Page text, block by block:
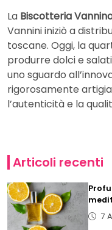
La Biscotteria
Vannini iniziò a
toscane. Oggi, la
produrre dolci e
uno sguardo
rigorosamente
l’autenticità e la
Articoli recenti
7